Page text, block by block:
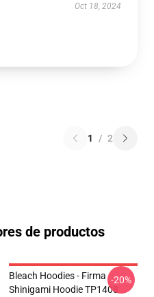
Oct 18, 2024
1 / 2
de productos
Bleach Hoodies - Firma
Shinigami Hoodie TP1408
-20%